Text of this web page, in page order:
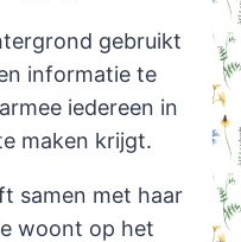
gebruikt
informatie te
iedereen in
maken krijgt.
samen met haar
woont op het